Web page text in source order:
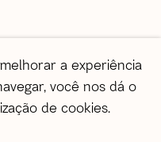
a experiência
você nos dá o
de cookies.
1 )
of thumbnail 2 )
image of thumbnail 3 )
(View a larger image of
(View a larger